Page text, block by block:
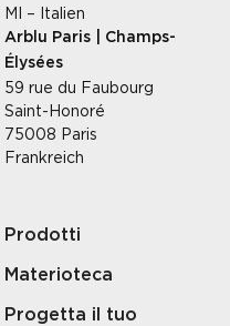
MI – Italien
Arblu Paris | Champs-
Élysées
59 rue du Faubourg
Saint-Honoré
75008 Paris
Frankreich
Prodotti
Materioteca
Progetta il tuo